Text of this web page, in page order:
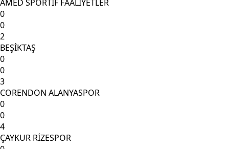
AMED SPORTİF FAALİYETLER
0
0
2
BEŞİKTAŞ
0
0
3
CORENDON ALANYASPOR
0
0
4
ÇAYKUR RİZESPOR